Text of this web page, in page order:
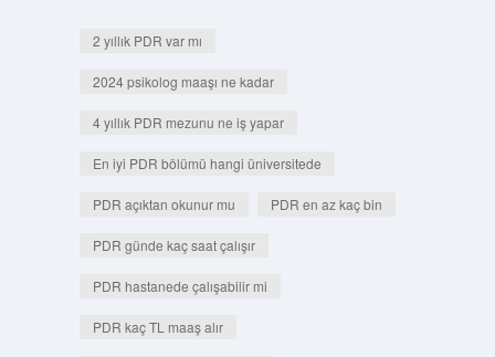
2 yıllık PDR var mı
2024 psikolog maaşı ne kadar
4 yıllık PDR mezunu ne iş yapar
En iyi PDR bölümü hangi üniversitede
PDR açıktan okunur mu PDR en az kaç bin
PDR günde kaç saat çalışır
PDR hastanede çalışabilir mi
PDR kaç TL maaş alır